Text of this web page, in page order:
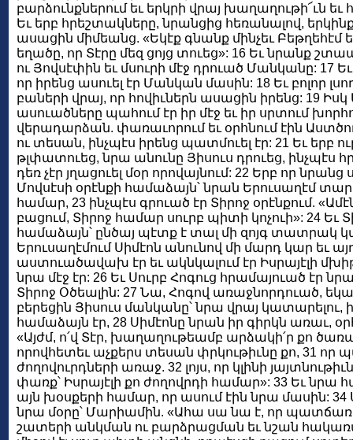
բարձունքներում եւ երկրի վրայ խաղաղութի՜ւն եւ
Եւ երբ հրեշտակները, նրանցից հեռանալով,
ասացին միմեանց. «Եկէք գնանք մինչեւ Բեթղեհէմ
եղածը, որ Տէրը մեզ ցոյց տուեց»: 16 Եւ նրանք
ու Յովսէփին եւ մսուրի մէջ դրուած Մանկանը: 17
որ իրենց ասուել էր Մանկան մասին: 18 Եւ բոլոր
բաների վրայ, որ հովիւներն ասացին իրենց: 19
ասուածները պահում էր իր մէջ եւ իր սրտում
վերադարձան. փառաւորում եւ օրհնում էին
ու տեսան, ինչպէս իրենց պատմուել էր: 21 Եւ երբ
թլփատուեց, նրա անունը Յիսուս դրուեց, ինչպէս
դեռ չէր յղացուել մօր որովայնում: 22 Երբ որ
Մովսէսի օրէնքի համաձայն՝ նրան Երուսաղէմ
համար, 23 ինչպէս գրուած էր Տիրոջ օրէնքում.
բացում, Տիրոջ համար սուրբ պիտի կոչուի»: 24 Եւ
համաձայն՝ ընծայ պէտք է տալ մի զոյգ տատրակ
Երուսաղէմում Սիմէոն անունով մի մարդ կար եւ
աստուածավախ էր եւ ակնկալում էր Իսրայէլի
նրա մէջ էր: 26 Եւ Սուրբ Հոգուց հրամայուած էր
Տիրոջ Օծեալին: 27 Նա, Հոգով առաջնորդուած,
բերեցին Յիսուս մանկանը՝ նրա վրայ կատարելու,
համաձայն էր, 28 Սիմէոնը նրան իր գիրկն առաւ,
«Այժմ, ո՛վ Տէր, խաղաղութեամբ արձակի՛ր քո
որովհետեւ աչքերս տեսան փրկութիւնը քո, 31 որ
ժողովուրդների առաջ. 32 լոյս, որ կլինի
փառք՝ Իսրայէլի քո ժողովրդի համար»: 33 Եւ նրա
այն խօսքերի համար, որ ասում էին նրա մասին:
նրա մօրը՝ Մարիամին. «Ահա սա նա է, որ պատճառ է
շատերի անկման ու բարձրացման եւ նշան